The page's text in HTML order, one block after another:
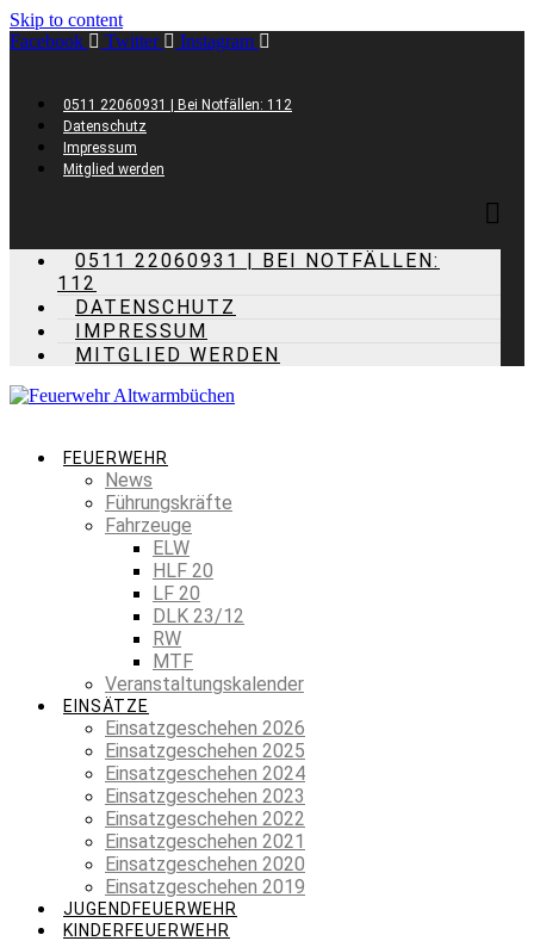
Skip to content
Facebook
Twitter Instagram
0511 22060931 | Bei Notfällen: 112
Datenschutz
Impressum
Mitglied werden
0511 22060931 | BEI NOTFÄLLEN:
112
DATENSCHUTZ
IMPRESSUM
MITGLIED WERDEN
FEUERWEHR
News
Führungskräfte
Fahrzeuge
ELW
HLF 20
LF 20
DLK 23/12
RW
MTF
Veranstaltungskalender
EINSÄTZE
Einsatzgeschehen 2026
Einsatzgeschehen 2025
Einsatzgeschehen 2024
Einsatzgeschehen 2023
Einsatzgeschehen 2022
Einsatzgeschehen 2021
Einsatzgeschehen 2020
Einsatzgeschehen 2019
JUGENDFEUERWEHR
KINDERFEUERWEHR